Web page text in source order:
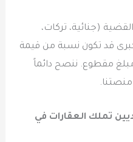
(جنائية، تركات،
قد تكون نسبة من قيمة
مقطوع. ننصح دائماً
تملك العقارات في